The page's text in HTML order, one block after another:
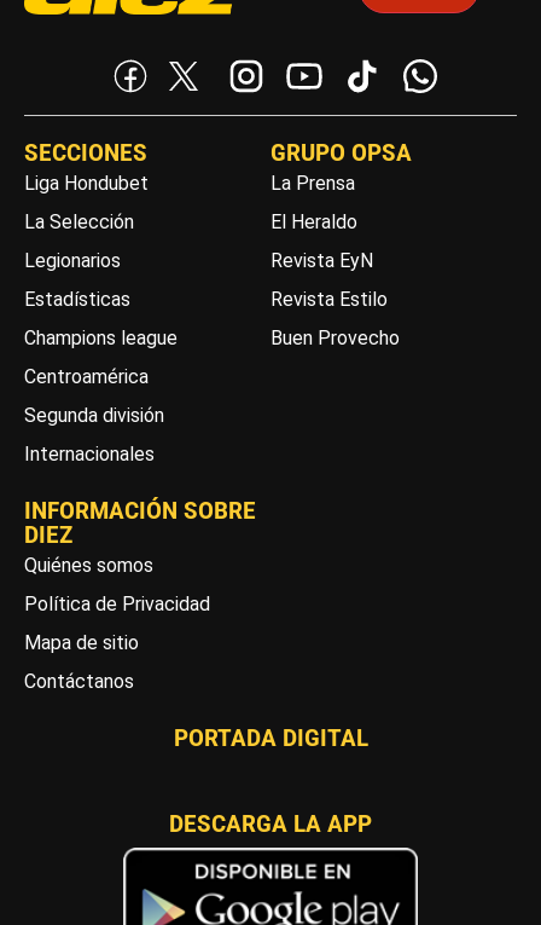
SECCIONES
Liga Hondubet
La Selección
Legionarios
Estadísticas
Champions league
Centroamérica
Segunda división
Internacionales
GRUPO OPSA
La Prensa
El Heraldo
Revista EyN
Revista Estilo
Buen Provecho
INFORMACIÓN SOBRE
DIEZ
Quiénes somos
Política de Privacidad
Mapa de sitio
Contáctanos
PORTADA DIGITAL
DESCARGA LA APP